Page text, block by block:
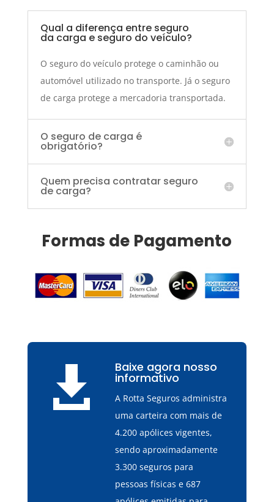
Qual a diferença entre seguro
da carga e seguro do veículo?
O seguro do veículo protege o caminhão ou
automóvel utilizado no transporte. Já o seguro
de carga protege a mercadoria transportada.
O seguro de carga é
obrigatório?
Quem precisa contratar seguro
de carga?
Formas de Pagamento
 Baixe agora nosso
informativo
A Rotta Seguros administra
uma carteira com mais de
4.200 apólices vigentes,
sendo aproximadamente
3.300 seguros para
pessoas físicas e 687